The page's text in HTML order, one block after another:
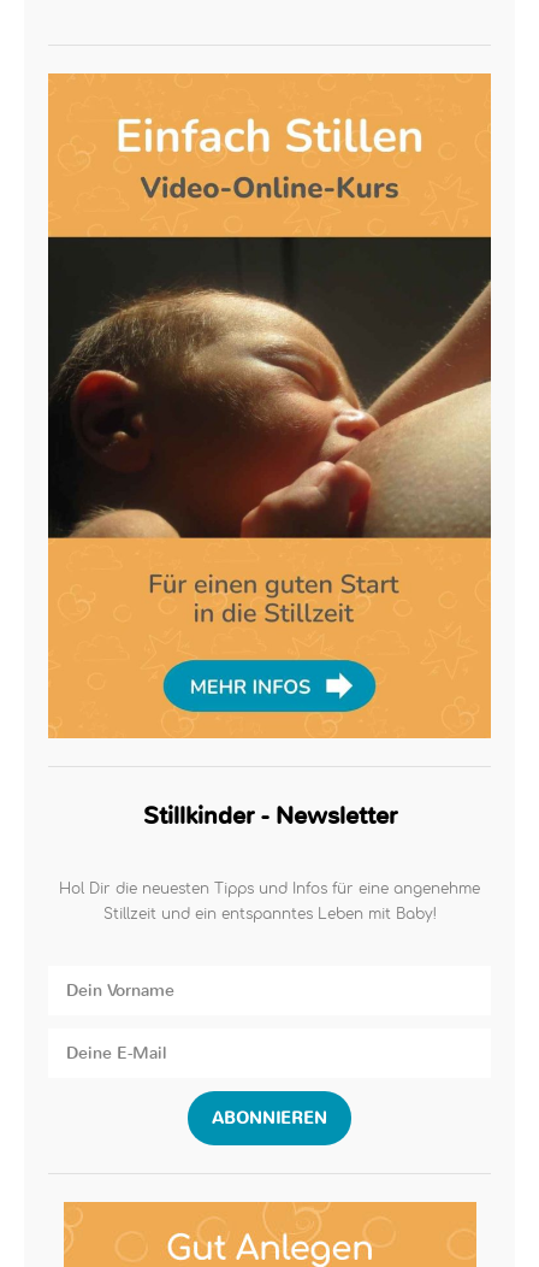
Stillkinder - Newsletter
Hol Dir die neuesten Tipps und Infos für eine angenehme
Stillzeit und ein entspanntes Leben mit Baby!
ABONNIEREN